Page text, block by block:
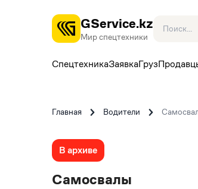
GService.kz
Мир спецтехники
СпецтехникаЗаявкаГруз
Главная Водители
В архиве
Самосвалы